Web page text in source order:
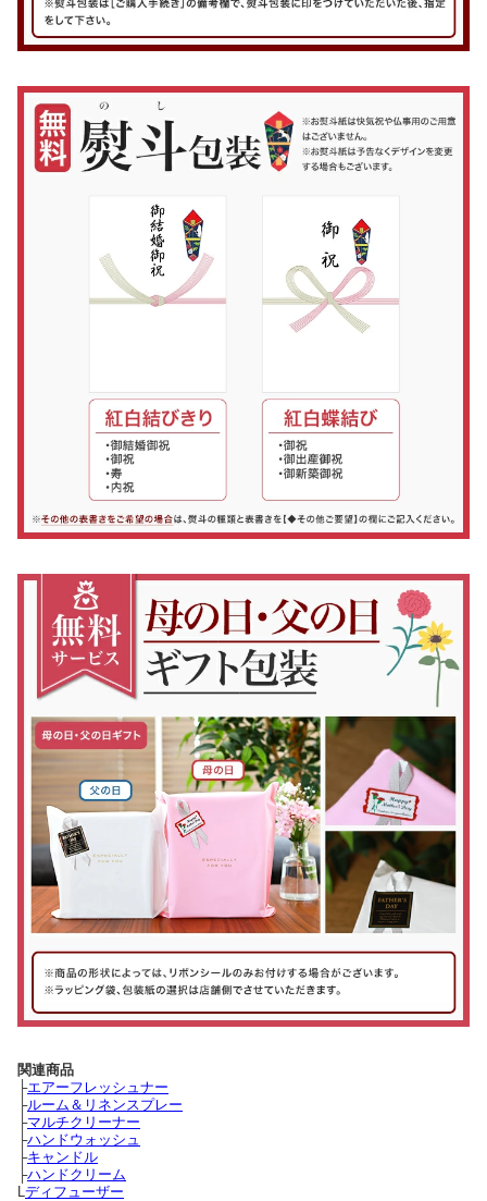
関連商品
├エアーフレッシュナー
├ルーム＆リネンスプレー
├マルチクリーナー
├ハンドウォッシュ
├キャンドル
├ハンドクリーム
ディフューザー